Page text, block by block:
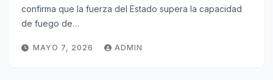
confirma que la fuerza del Estado supera la capacidad
de fuego de…
MAYO 7, 2026 ADMIN